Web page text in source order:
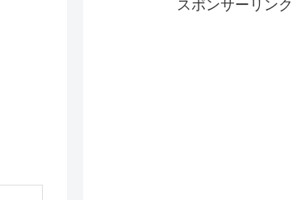
スポンサーリンク